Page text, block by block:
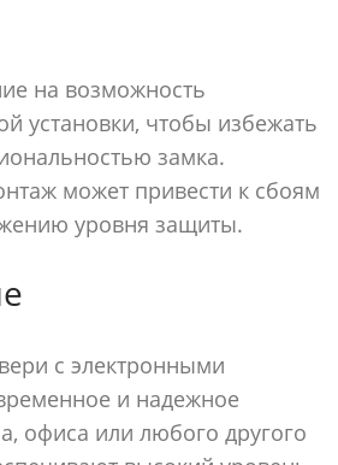
на возможность
установки, чтобы избежать
замка.
может привести к сбоям
уровня защиты.
с электронными
и надежное
офиса или любого другого